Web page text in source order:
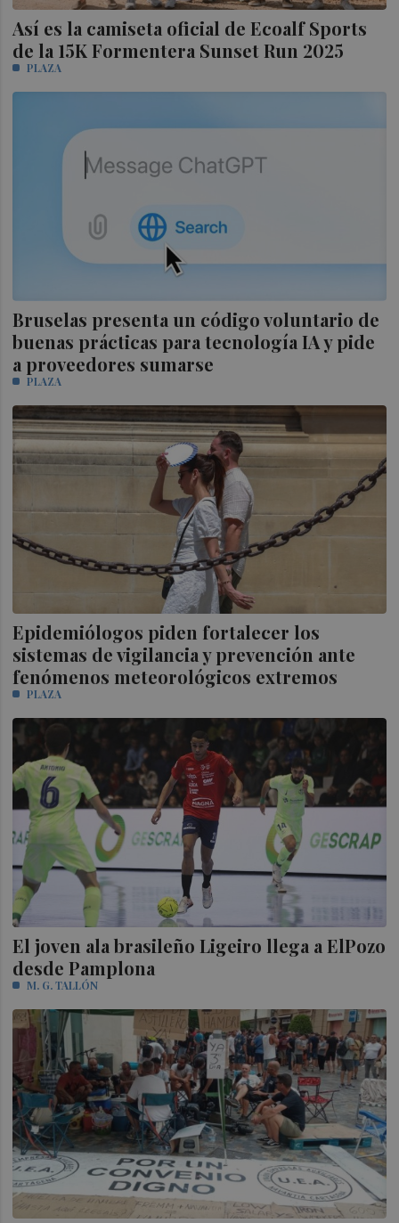
Así es la camiseta oficial de Ecoalf Sports
de la 15K Formentera Sunset Run 2025
PLAZA
Bruselas presenta un código voluntario de
buenas prácticas para tecnología IA y pide
a proveedores sumarse
PLAZA
Epidemiólogos piden fortalecer los
sistemas de vigilancia y prevención ante
fenómenos meteorológicos extremos
PLAZA
El joven ala brasileño Ligeiro llega a ElPozo
desde Pamplona
M. G. TALLÓN